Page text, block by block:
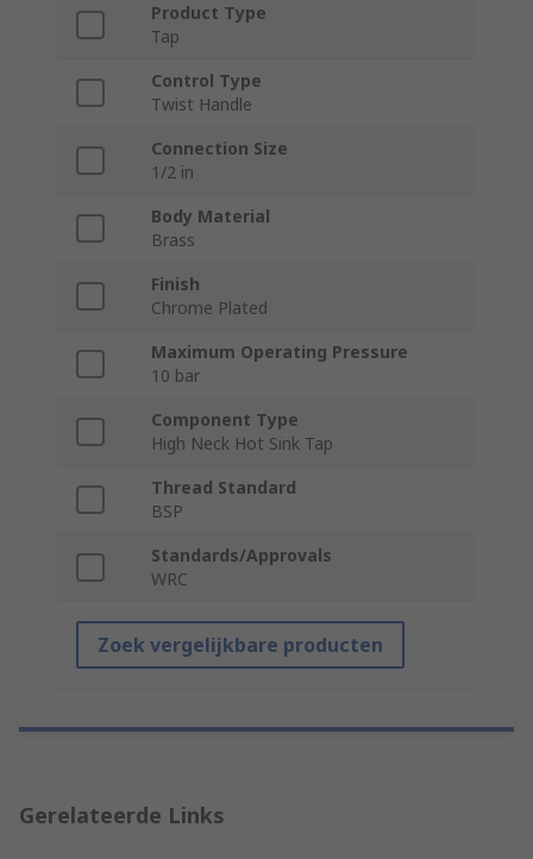
Product Type
Tap
Control Type
Twist Handle
Connection Size
1/2 in
Body Material
Brass
Finish
Chrome Plated
Maximum Operating Pressure
10 bar
Component Type
High Neck Hot Sink Tap
Thread Standard
BSP
Standards/Approvals
WRC
Zoek vergelijkbare producten
Gerelateerde Links